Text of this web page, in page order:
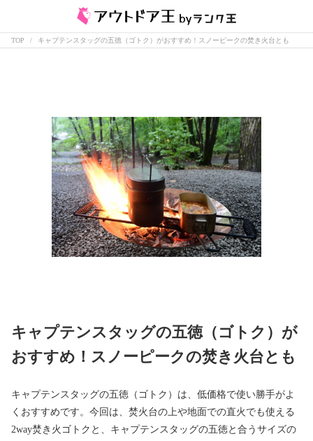
TOP キャプテンスタッグの五徳（ゴトク）がおすすめ！スノーピークの焚き火台とも
キャプテンスタッグの五徳（ゴトク）が
おすすめ！スノーピークの焚き火台とも
キャプテンスタッグの五徳（ゴトク）は、低価格で使い勝手がよ
くおすすめです。今回は、焚火台の上や地面での直火でも使える
2way焚き火ゴトクと、キャプテンスタッグの五徳と合うサイズの